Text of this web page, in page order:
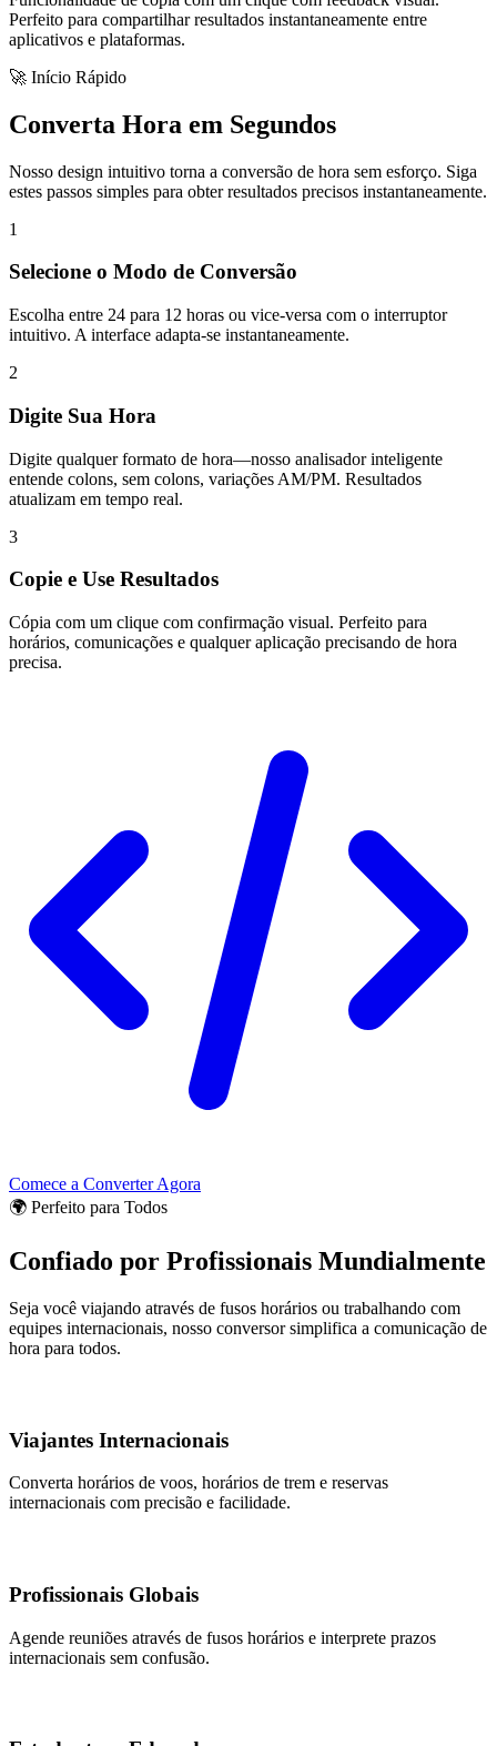
Perfeito para compartilhar resultados instantaneamente entre
aplicativos e plataformas.
🚀 Início Rápido
Converta Hora em Segundos
Nosso design intuitivo torna a conversão de hora sem esforço. Siga
estes passos simples para obter resultados precisos instantaneamente.
1
Selecione o Modo de Conversão
Escolha entre 24 para 12 horas ou vice-versa com o interruptor
intuitivo. A interface adapta-se instantaneamente.
2
Digite Sua Hora
Digite qualquer formato de hora—nosso analisador inteligente
entende colons, sem colons, variações AM/PM. Resultados
atualizam em tempo real.
3
Copie e Use Resultados
Cópia com um clique com confirmação visual. Perfeito para
horários, comunicações e qualquer aplicação precisando de hora
precisa.
Comece a Converter Agora
🌍 Perfeito para Todos
Confiado por Profissionais Mundialmente
Seja você viajando através de fusos horários ou trabalhando com
equipes internacionais, nosso conversor simplifica a comunicação de
hora para todos.
Viajantes Internacionais
Converta horários de voos, horários de trem e reservas
internacionais com precisão e facilidade.
Profissionais Globais
Agende reuniões através de fusos horários e interprete prazos
internacionais sem confusão.